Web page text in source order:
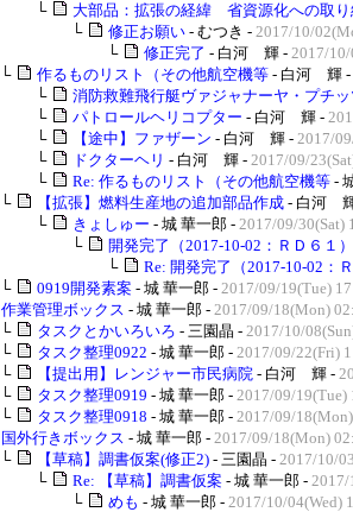
└
大部品：拡張の経緯 省資源化への取り
└
修正お願い - むつき - 2017/10/
└
修正完了 - 白河 輝 - 2017/
└
作るものリスト（その他航空機等 - 白河 輝 -
└
消防救難飛行艇ヴァジャナーヤ・プチ
└
パトロールヘリコプター - 白河 輝 -
└
【途中】ファザーン - 白河 輝 - 2017/
└
ドクターヘリ - 白河 輝 - 2017/09/
└
Re: 作るものリスト（その他航空機等 -
└
【拡張】燃料生産地の追加部品作成 - 白河
└
きょしゅー - 城 華一郎 - 2017/09/30(Sat)
└
開発完了（2017-10-02：ＲＤ６１）
└
Re: 開発完了（2017-10-02：
└
0919開発素案 - 城 華一郎 - 2017/09/19(Tue)
作業管理ボックス - 城 華一郎 - 2017/09/18(Mon)
└
タスクとかいろいろ - 三園晶 - 2017/10/
└
タスク整理0922 - 城 華一郎 - 2017/09/22(Fri)
└
【提出用】レンジャー市民病院 - 白河 輝 -
└
タスク整理0919 - 城 華一郎 - 2017/09/19(Tue)
└
タスク整理0918 - 城 華一郎 - 2017/09/
国外行きボックス - 城 華一郎 - 2017/09/18(Mon)
└
【草稿】調書仮案(修正2) - 三園晶 - 2017/10/
└
Re: 【草稿】調書仮案 - 城 華一郎 -
└
めも - 城 華一郎 - 2017/10/04(Wed)